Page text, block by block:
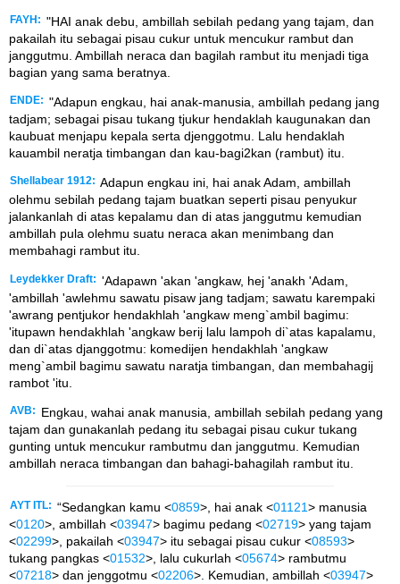
FAYH: "HAI anak debu, ambillah sebilah pedang yang tajam, dan
pakailah itu sebagai pisau cukur untuk mencukur rambut dan
janggutmu. Ambillah neraca dan bagilah rambut itu menjadi tiga
bagian yang sama beratnya.
ENDE: "Adapun engkau, hai anak-manusia, ambillah pedang jang
tadjam; sebagai pisau tukang tjukur hendaklah kaugunakan dan
kaubuat menjapu kepala serta djenggotmu. Lalu hendaklah
kauambil neratja timbangan dan kau-bagi2kan (rambut) itu.
Shellabear 1912: Adapun engkau ini, hai anak Adam, ambillah
olehmu sebilah pedang tajam buatkan seperti pisau penyukur
jalankanlah di atas kepalamu dan di atas janggutmu kemudian
ambillah pula olehmu suatu neraca akan menimbang dan
membahagi rambut itu.
Leydekker Draft: 'Adapawn 'akan 'angkaw, hej 'anakh 'Adam,
'ambillah 'awlehmu sawatu pisaw jang tadjam; sawatu karempaki
'awrang pentjukor hendakhlah 'angkaw meng`ambil bagimu:
'itupawn hendakhlah 'angkaw berij lalu lampoh di`atas kapalamu,
dan di`atas djanggotmu: komedijen hendakhlah 'angkaw
meng`ambil bagimu sawatu naratja timbangan, dan membahagij
rambot 'itu.
AVB:
Engkau, wahai anak manusia, ambillah sebilah pedang yang
tajam dan gunakanlah pedang itu sebagai pisau cukur tukang
gunting untuk mencukur rambutmu dan janggutmu. Kemudian
ambillah neraca timbangan dan bahagi-bahagilah rambut itu.
AYT ITL: “Sedangkan kamu <0859>, hai anak <01121> manusia
<0120>, ambillah <03947> bagimu pedang <02719> yang tajam
<02299>, pakailah <03947> itu sebagai pisau cukur <08593>
tukang pangkas <01532>, lalu cukurlah <05674> rambutmu
<07218> dan jenggotmu <02206>. Kemudian, ambillah <03947>